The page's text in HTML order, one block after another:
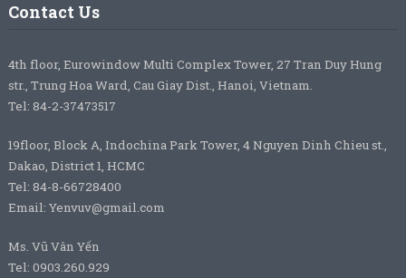
Contact Us
4th floor, Eurowindow Multi Complex Tower, 27 Tran Duy Hung
str., Trung Hoa Ward, Cau Giay Dist., Hanoi, Vietnam.
Tel: 84-2-37473517
19floor, Block A, Indochina Park Tower, 4 Nguyen Dinh Chieu st.,
Dakao, District 1, HCMC
Tel: 84-8-66728400
Email: Yenvuv@gmail.com
Ms. Vũ Vân Yến
Tel: 0903.260.929